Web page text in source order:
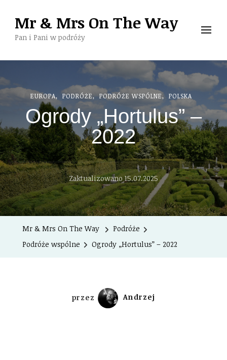
Mr & Mrs On The Way
Pan i Pani w podróży
EUROPA PODRÓŻE PODRÓŻE WSPÓLNE POLSKA
Ogrody „Hortulus” –
2022
Zaktualizowano15.07.2025
Mr & Mrs On The Way
Podróże
Podróże wspólne
Ogrody „Hortulus” – 2022
przez Andrzej